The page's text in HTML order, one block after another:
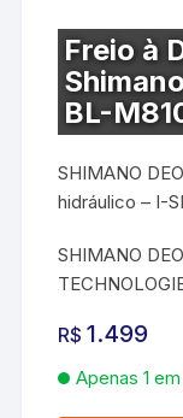
Freio à
BL-
SHIMANO
hidráulico – I-
SHIMANO
R$ 1.499
Apenas 1